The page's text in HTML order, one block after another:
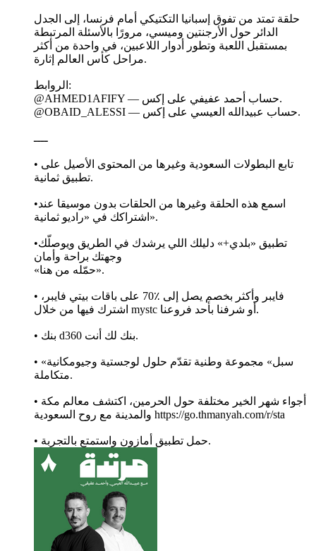
حلقة تمتد من تفوق إسبانيا التكتيكي أمام فرنسا، إلى الجدل
الدائر حول الأرجنتين وميسي، مرورًا بالأسئلة المرتبطة
بمستقبل اللعبة وتطور أدوار اللاعبين، في واحدة من أكثر
مراحل كأس العالم إثارة.
الروابط:
@AHMED1AFIFY — حساب أحمد عفيفي على إكس.
@OBAID_ALESSI — حساب عبيدالله العيسي على إكس.
ــــ
• تابع البطولات السعودية وغيرها من المحتوى الأصيل على
تطبيق ثمانية.
•اسمع هذه الحلقة وغيرها من الحلقات بدون موسيقا عند
اشتراكك في «راديو ثمانية».
•تطبيق «بلدي+» دليلك اللي يرشدك في الطريق ويوصلّك
وجهتك براحة وأمان
«حمّله من هنا».
• فايبر وأكثر بخصم يصل إلى ٪70 على باقات بيتي فايبر،
اشترك فيها من خلال mystc أو شرفنا بأحد فروعنا.
• بنك d360 بنك لك أنت.
• «سبل» مجموعة وطنية تقدّم حلول لوجستية وجيومكانية
متكاملة.
• أجواء شهر الخير مختلفة حول الحرمين، اكتشف معالم مكة
والمدينة مع روح السعودية https://go.thmanyah.com/r/sta
• حمل تطبيق أمازون واستمتع بالتجربة.